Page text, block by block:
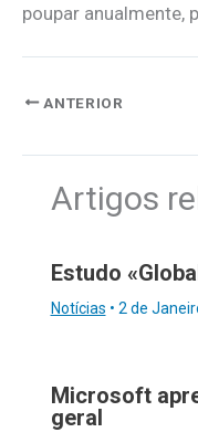
poupar anualmente,
ANTERIOR
Artigos
Estudo
Notícias • 2 de
Microsoft
geral